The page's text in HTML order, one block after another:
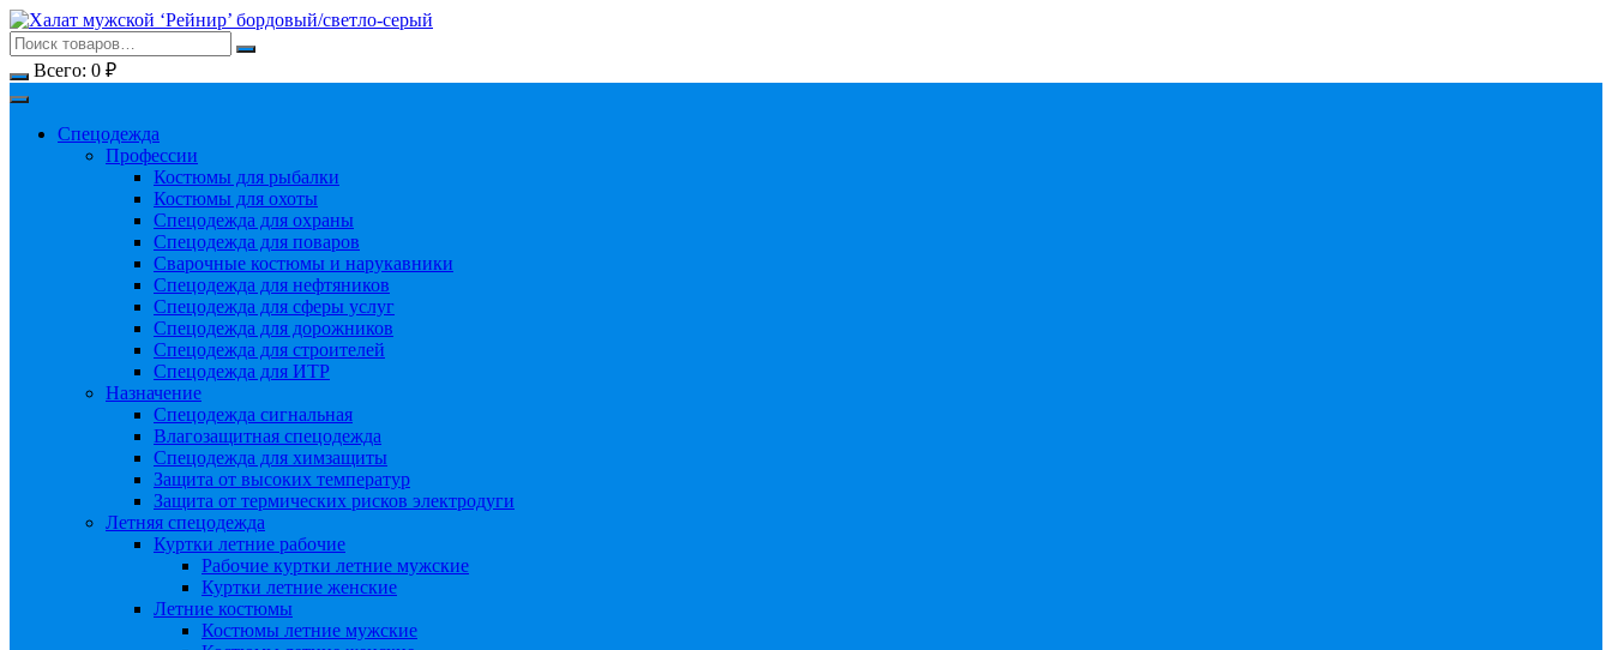
Перейти
к
содержимому
Всего: 0 ₽
Спецодежда
Профессии
Костюмы для рыбалки
Костюмы для охоты
Спецодежда для охраны
Спецодежда для поваров
Сварочные костюмы и нарукавники
Спецодежда для нефтяников
Спецодежда для сферы услуг
Спецодежда для дорожников
Спецодежда для строителей
Спецодежда для ИТР
Назначение
Спецодежда сигнальная
Влагозащитная спецодежда
Спецодежда для химзащиты
Защита от высоких температур
Защита от термических рисков электродуги
Летняя спецодежда
Куртки летние рабочие
Рабочие куртки летние мужские
Куртки летние женские
Летние костюмы
Костюмы летние мужские